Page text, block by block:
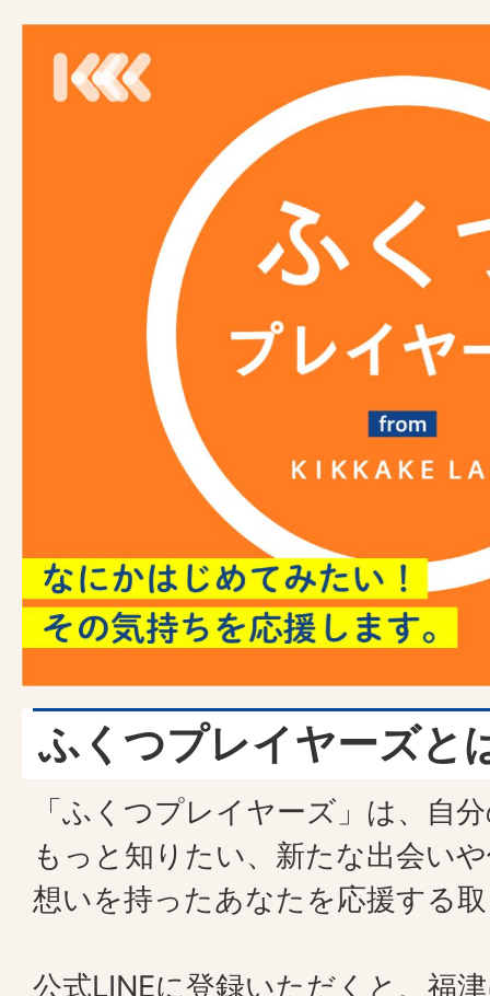
ふくつプレイヤーズと
「ふくつプレイヤーズ」は、自
もっと知りたい、新たな出会い
想いを持ったあなたを応援する
公式LINEに登録いただくと、福